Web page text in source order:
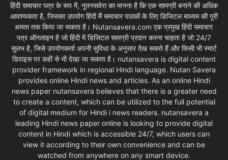
हिंदी समाचार पत्र के रूप में, नूतनसवेरा का मानना है कि एक सामग्री बनाने की अधिक
आवश्यकता है, जिसका उपयोग हिंदी मैं समाचार पाठकों के लिए डिजिटल माध्यम की पूरी
क्षमता तक किया जा सकता है। Nutansavera.com एक प्रमुख हिंदी समाचार
पत्र ऑनलाइन है जो हिंदी में डिजिटल सामग्री प्रदान करना चाहता है जो 24/7
सुलभ है, जिसे उपयोगकर्ता अपनी सुविधा के अनुसार देख सकते हैं और किसी भी स्मार्ट
डिवाइस पर कहीं से भी देखा जा सकता है। nutansavera is digital content
provider framework in regional Hindi language. Nutan Savera
provides online Hindi news and articles. As an online Hindi
news paper nutansavera believes that there is a greater need
to create a content, which can be utilized to the full potential
of digital medium for Hindi i news readers. nutansavera a
leading Hindi news paper online is looking to provide digital
content in Hindi which is accessible 24/7, which users can
view it according to their own convenience and can be
watched from anywhere on any smart device.